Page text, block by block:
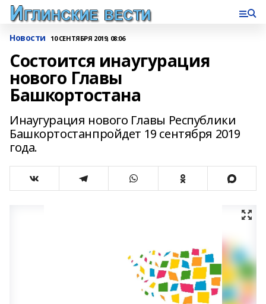
Новости 10 СЕНТЯБРЯ 2019, 08:06
Состоится инаугурация
нового Главы
Башкортостана
Инаугурация нового Главы Республики
Башкортостанпройдет 19 сентября 2019
года.